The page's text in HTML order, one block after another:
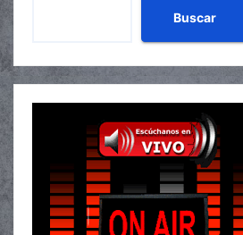
Buscar